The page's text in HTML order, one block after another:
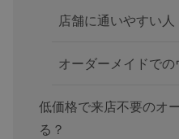
店舗に通いやすい人
オーダーメイドで
低価格で来店不要のオ
る？